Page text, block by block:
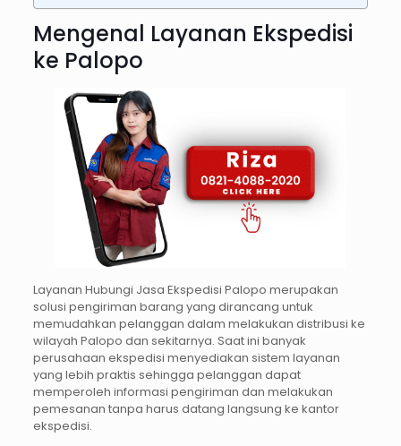
Mengenal Layanan Ekspedisi
ke Palopo
Layanan Hubungi Jasa Ekspedisi Palopo merupakan
solusi pengiriman barang yang dirancang untuk
memudahkan pelanggan dalam melakukan distribusi ke
wilayah Palopo dan sekitarnya. Saat ini banyak
perusahaan ekspedisi menyediakan sistem layanan
yang lebih praktis sehingga pelanggan dapat
memperoleh informasi pengiriman dan melakukan
pemesanan tanpa harus datang langsung ke kantor
ekspedisi.